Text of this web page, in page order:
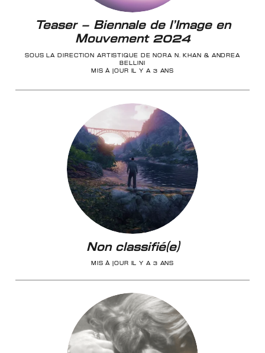
Teaser – Biennale de l’Image en
Mouvement 2024
SOUS LA DIRECTION ARTISTIQUE DE NORA N. KHAN & ANDREA
BELLINI
MIS À JOUR IL Y A 3 ANS
Non classifié(e)
MIS À JOUR IL Y A 3 ANS